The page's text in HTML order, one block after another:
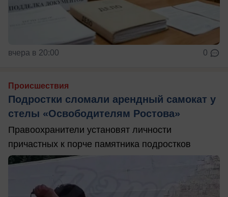
вчера в 20:00 0
Происшествия
Подростки сломали арендный самокат у
стелы «Освободителям Ростова»
Правоохранители установят личности
причастных к порче памятника подростков